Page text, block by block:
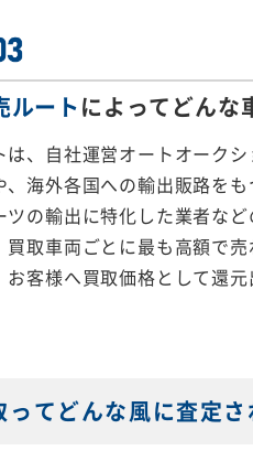
ルートによってどんな
は、自社運営オートオーク
、海外各国への輸出販路を
ツの輸出に特化した業者な
買取車両ごとに最も高額で
お客様へ買取価格として還
ってどんな風に査定さ